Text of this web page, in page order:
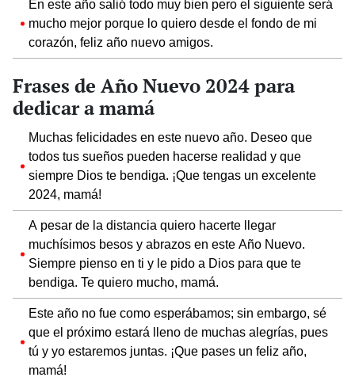
En este año salió todo muy bien pero el siguiente será
mucho mejor porque lo quiero desde el fondo de mi
corazón, feliz año nuevo amigos.
Frases de Año Nuevo 2024 para
dedicar a mamá
Muchas felicidades en este nuevo año. Deseo que
todos tus sueños pueden hacerse realidad y que
siempre Dios te bendiga. ¡Que tengas un excelente
2024, mamá!
A pesar de la distancia quiero hacerte llegar
muchísimos besos y abrazos en este Año Nuevo.
Siempre pienso en ti y le pido a Dios para que te
bendiga. Te quiero mucho, mamá.
Este año no fue como esperábamos; sin embargo, sé
que el próximo estará lleno de muchas alegrías, pues
tú y yo estaremos juntas. ¡Que pases un feliz año,
mamá!